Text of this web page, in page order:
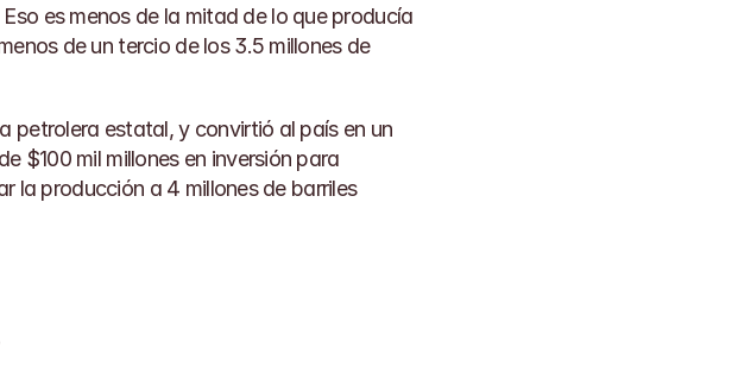
es menos de la mitad de lo que producía
de un tercio de los 3.5 millones de
petrolera estatal, y convirtió al país en un
$100 mil millones en inversión para
la producción a 4 millones de barriles